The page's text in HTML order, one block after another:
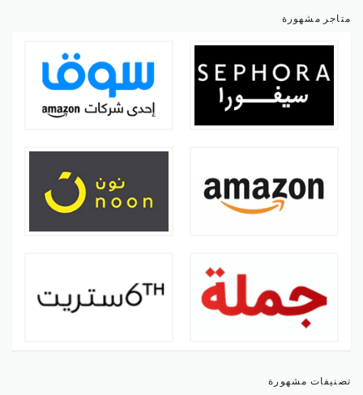
متاجر مشهورة
تصنيفات مشهورة